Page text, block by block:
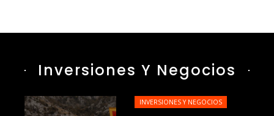
Inversiones Y Negocios
INVERSIONES Y NEGOCIOS